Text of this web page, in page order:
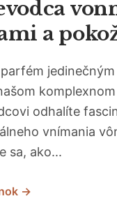
a
komplexnom
odhalíte
vnímania
sa, ako...
→